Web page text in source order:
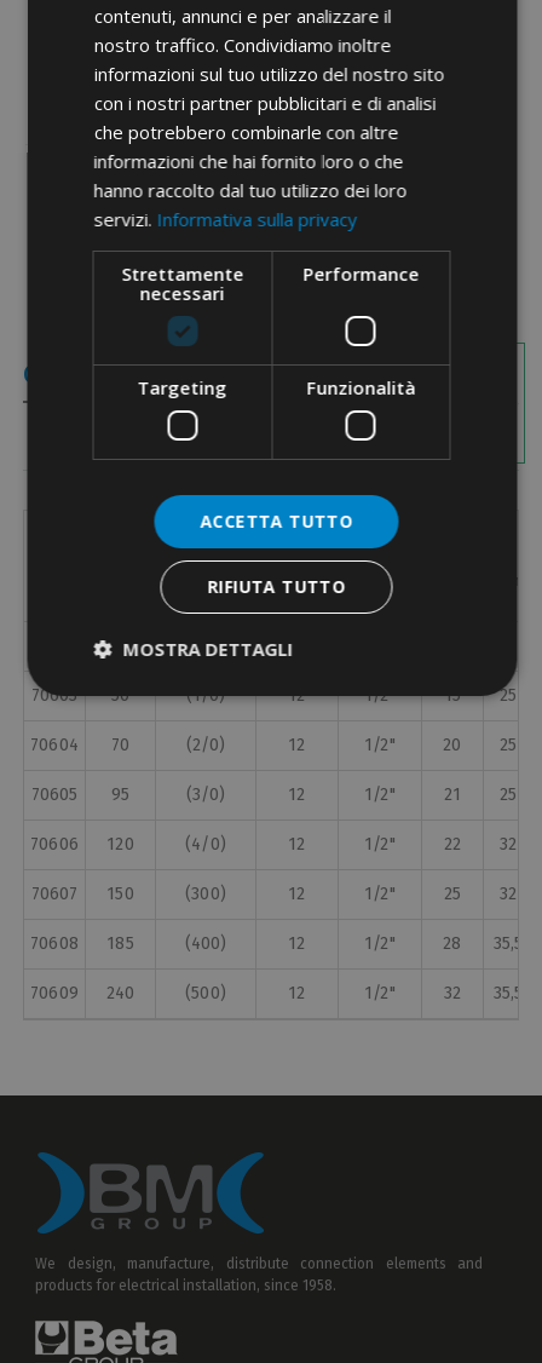
11TA08B
PDF documents
Images with
dimensions
Coded Items
Section
[AWG/kcmil]
For screw
Ø screw
[mm]
For screw
Stud size
[mm]
35 (2) 12
70603 50 (1/0) 12 1/2" 15 25
70604 70 (2/0) 12 1/2" 20 25
70605 95 (3/0) 12 1/2" 21 25
70606 120 (4/0) 12 1/2" 22 32
70607 150 (300) 12 1/2" 25 32
70608 185 (400) 12 1/2" 28 35,5
70609 240 (500) 12 1/2" 32 35,5
We design, manufacture, distribute connection elements and
products for electrical installation, since 1958.
contenuti, annunci e per analizzare il
nostro traffico. Condividiamo inoltre
informazioni sul tuo utilizzo del nostro sito
con i nostri partner pubblicitari e di analisi
che potrebbero combinarle con altre
informazioni che hai fornito loro o che
hanno raccolto dal tuo utilizzo dei loro
servizi. Informativa sulla privacy
Strettamente
necessari
Performance
Targeting Funzionalità
ACCETTA TUTTO
RIFIUTA TUTTO
MOSTRA DETTAGLI